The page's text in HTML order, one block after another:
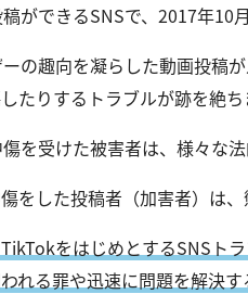
ができるSNSで、2017年10
の趣向を凝らした動画投稿
たりするトラブルが跡を絶ち
を受けた被害者は、様々な法
をした投稿者（加害者）は
をはじめとするSNSト
れる罪や迅速に問題を解決す